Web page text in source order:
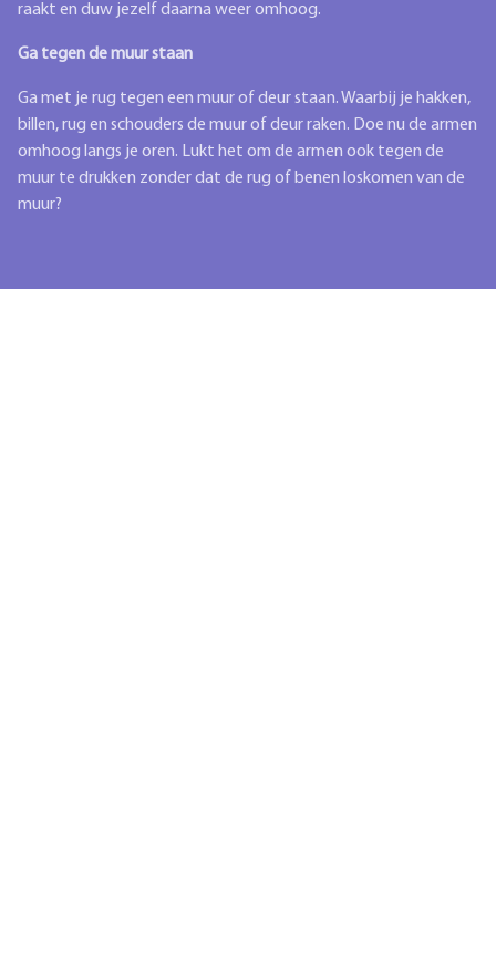
raakt en duw jezelf daarna weer omhoog.
Ga tegen de muur staan
Ga met je rug tegen een muur of deur staan. Waarbij je hakken,
billen, rug en schouders de muur of deur raken. Doe nu de armen
omhoog langs je oren. Lukt het om de armen ook tegen de
muur te drukken zonder dat de rug of benen loskomen van de
muur?